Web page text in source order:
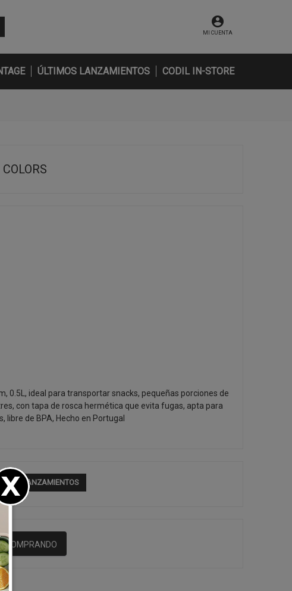
MI CUENTA
ÚLTIMOS LANZAMIENTOS CODIL IN-STORE
0.5L, ideal para transportar snacks, pequeñas porciones de
con tapa de rosca hermética que evita fugas, apta para
libre de BPA, Hecho en Portugal
LANZAMIENTOS
COMPRANDO